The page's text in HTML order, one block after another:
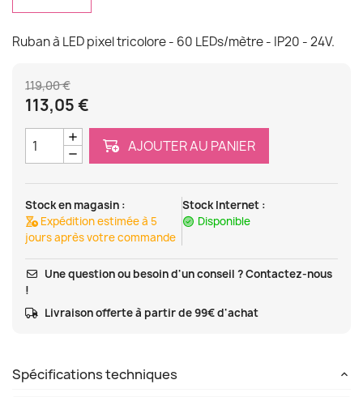
Ruban à LED pixel tricolore - 60 LEDs/mètre - IP20 - 24V.
119,00 €
113,05 €
AJOUTER AU PANIER
Stock en magasin :
Expédition estimée à 5
jours après votre commande
Stock Internet :
Disponible
Une question ou besoin d'un conseil ? Contactez-nous
!
Livraison offerte à partir de 99€ d'achat
Spécifications techniques